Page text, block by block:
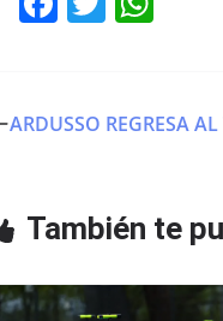
e
o
k
er s
p
ARDUSSO REGRESA
También te